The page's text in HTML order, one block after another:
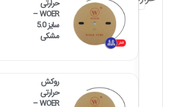
حرارتی
WOER –
سایز 5.0
مشکی
روکش
حرارتی
WOER –